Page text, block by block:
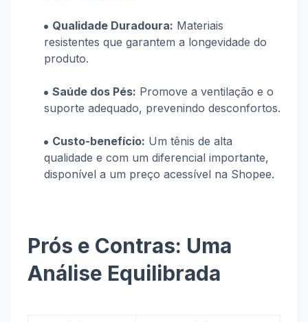
Qualidade Duradoura: Materiais
resistentes que garantem a longevidade do
produto.
Saúde dos Pés: Promove a ventilação e o
suporte adequado, prevenindo desconfortos.
Custo-benefício: Um tênis de alta
qualidade e com um diferencial importante,
disponível a um preço acessível na Shopee.
Prós e Contras: Uma
Análise Equilibrada